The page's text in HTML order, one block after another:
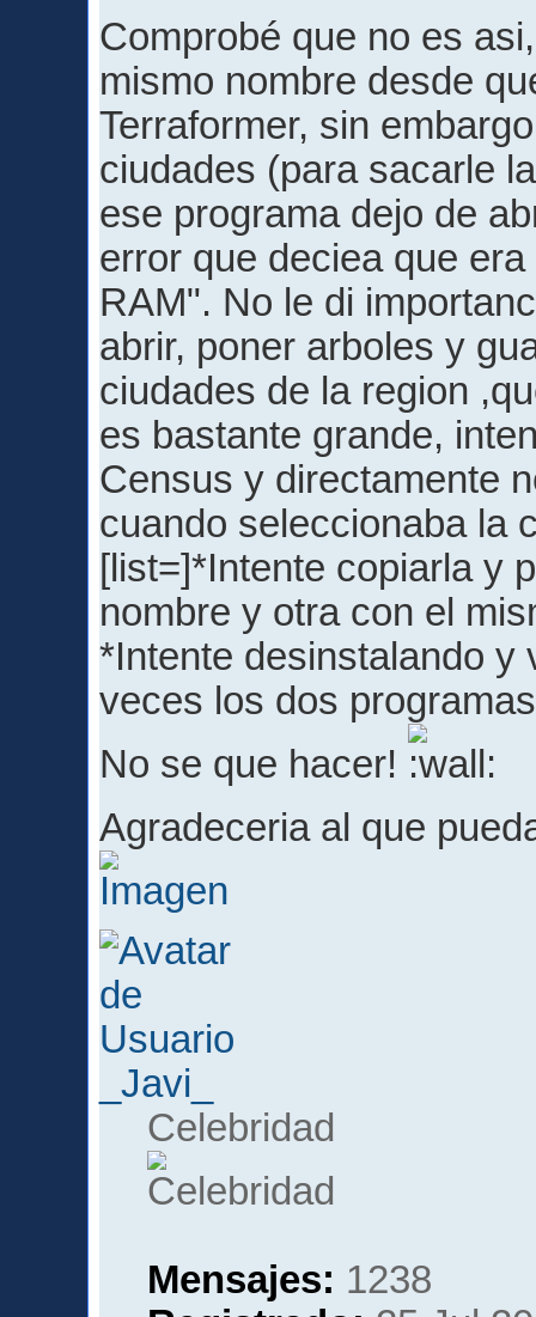
Comprobé que no es
mismo nombre desde
Terraformer, sin
ciudades (para sacarle
ese programa dejo de
error que deciea que
RAM". No le di
abrir, poner arboles y
ciudades de la region
es bastante grande,
Census y directamente
cuando seleccionaba la
[list=]*Intente copiarla y
nombre y otra con el
*Intente desinstalando y
veces los dos
No se que hacer!
Agradeceria al que
_Javi_
Celebridad
Mensajes: 1238